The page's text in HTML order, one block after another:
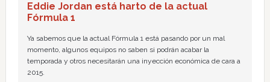
Eddie Jordan está harto de la actual
Fórmula 1
Ya sabemos que la actual Fórmula 1 está pasando por un mal
momento, algunos equipos no saben si podrán acabar la
temporada y otros necesitarán una inyección económica de cara a
2015.